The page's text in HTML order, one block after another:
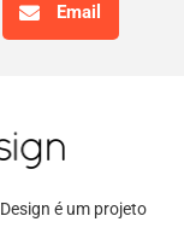
Email
é um projeto